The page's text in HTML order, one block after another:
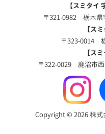
【スミタイ
〒321-0982 栃木県
【ス
〒323-0014
【ス
〒322-0029 鹿沼市
Copyright © 2026 株式